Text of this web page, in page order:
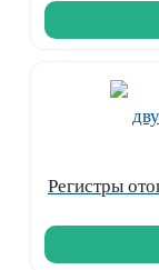
Регистры